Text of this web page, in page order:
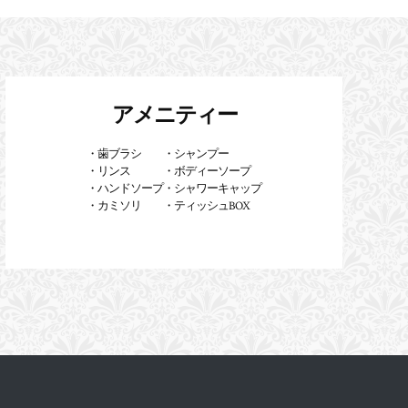
アメニティー
・歯ブラシ
・リンス
・ハンドソープ
・カミソリ
・シャンプー
・ボディーソープ
・シャワーキャップ
・ティッシュBOX